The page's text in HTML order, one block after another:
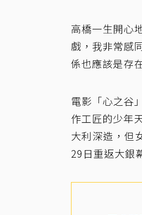
高橋一生開心
戲，我非常感
係也應該是存
電影「心之谷
作工匠的少年
大利深造，但
29日重返大銀